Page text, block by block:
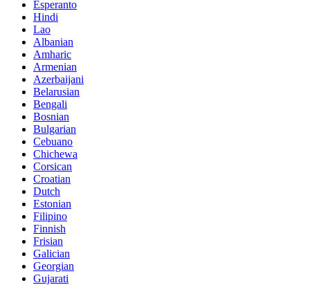
Esperanto
Hindi
Lao
Albanian
Amharic
Armenian
Azerbaijani
Belarusian
Bengali
Bosnian
Bulgarian
Cebuano
Chichewa
Corsican
Croatian
Dutch
Estonian
Filipino
Finnish
Frisian
Galician
Georgian
Gujarati